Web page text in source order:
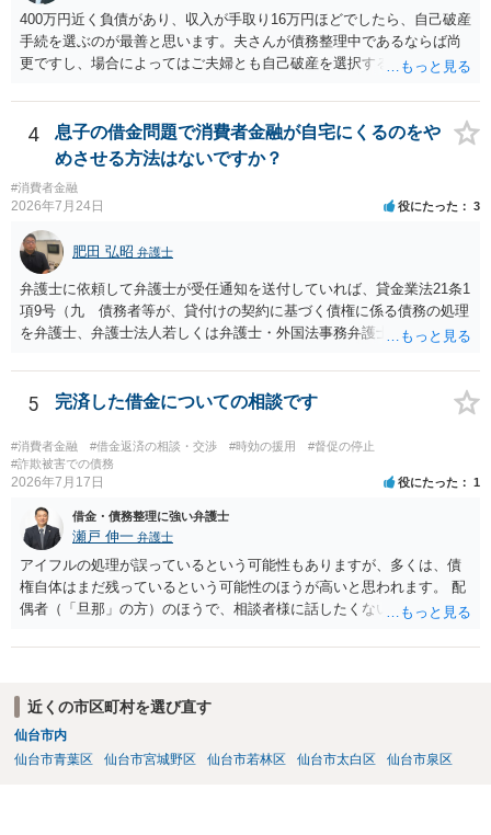
400万円近く負債があり、収入が手取り16万円ほどでしたら、自己破産
手続を選ぶのが最善と思います。夫さんが債務整理中であるならば尚
更ですし、場合によってはご夫婦とも自己破産を選択する方法もある
4
息子の借金問題で消費者金融が自宅にくるのをや
めさせる方法はないですか？
#消費者金融
2026年7月24日 役にたった 3
肥田 弘昭 弁護士
弁護士に依頼して弁護士が受任通知を送付していれば、貸金業法21条1
項9号（九 債務者等が、貸付けの契約に基づく債権に係る債務の処理
を弁護士、弁護士法人若しくは弁護士・外国法事務弁護士共同法人若
等」という。）に委託し、又はその処理のため必要な裁判所における
民事事件に関する手続をとり、弁護士等又は裁判所から書面によりそ
の旨の通知があつた場合において、正当な理由がないのに、債務者等
に対し、電話をかけ、電報を送達し、若しくはファクシミリ装置を用
いて送信し、又は訪問する方法により、当該債務を弁済することを要
求し、これに対し債務者等から直接要求しないよう求められたにもか
かわらず、更にこれらの方法で当該債務を弁済することを要求するこ
と。）に違反しています。監督官庁に行政処分を求める、裁判所に仮
処分申請、不退去罪が成立すれば警察に通報などの対応が考えられま
す。ご参考にしてください。
5 完済した借金についての相談です
#消費者金融 #借金返済の相談・交渉 #時効の援用
#督促の停止
#詐欺被害での債務
2026年7月17日 役にたった 1
借金・債務整理に強い弁護士
瀬戸 伸一 弁護士
アイフルの処理が誤っているという可能性もありますが、多くは、債
権自体はまだ残っているという可能性のほうが高いと思われます。 配
偶者（「旦那」の方）のほうで、相談者様に話したくない事情等もあ
援用という方法も取れる可能性があるため、御主人に法律事務所に相
せない事情もあるかもしれないのでおひとりで行ってもらうほうがい
いかもしれません。 配偶者の債務がある状態で配偶者が亡くなると債
務を相談者様が相続するという状態になる（相続放棄などの亡くなっ
てからの方法もありますが）ため、相談者様にも関係することだとし
近くの市区町村を選び直す
仙台市内
仙台市青葉区
仙台市宮城野区 仙台市若林区 仙台市太白区 仙台市泉区